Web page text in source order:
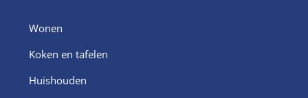
Wonen
Koken en tafelen
Huishouden